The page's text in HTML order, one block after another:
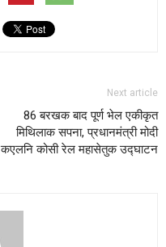
Next article
86 बरखक बाद पूर्ण भेल एकीकृत
मिथिलाक सपना, प्रधानमंत्री मोदी
कएलनि कोसी रेल महासेतुक उद्घाटन